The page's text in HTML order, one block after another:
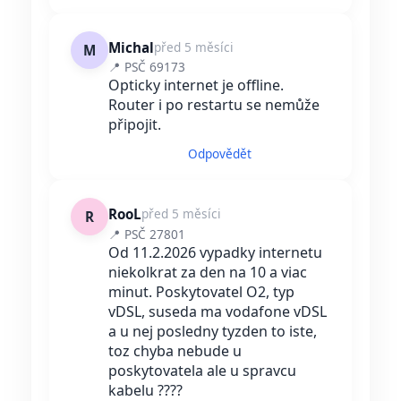
M Michalpřed 5 měsíci
📍 PSČ 69173
Opticky internet je offline.
Router i po restartu se nemůže
připojit.
Odpovědět
R RooLpřed 5 měsíci
📍 PSČ 27801
Od 11.2.2026 vypadky internetu
niekolkrat za den na 10 a viac
minut. Poskytovatel O2, typ
vDSL, suseda ma vodafone vDSL
a u nej posledny tyzden to iste,
toz chyba nebude u
poskytovatela ale u spravcu
kabelu ????